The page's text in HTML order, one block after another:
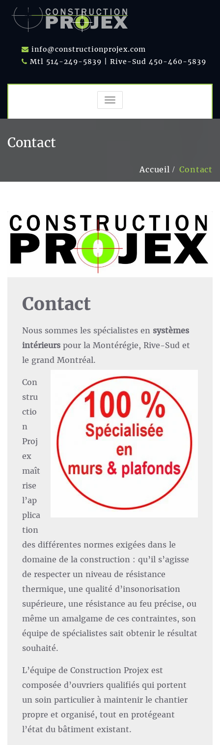
info@constructionprojex.com
Mtl 514-249-5839 | Rive-Sud 450-460-5839
TOGGLE
NAVIGATION
Contact
Accueil Contact
Contact
Nous sommes les spécialistes en systèmes
intérieurs pour la Montérégie, Rive-Sud et
le grand Montréal.
Con
stru
ctio
n
Proj
ex
maît
rise
l’ap
plica
tion
des différentes normes exigées dans le
domaine de la construction : qu’il s’agisse
de respecter un niveau de résistance
thermique, une qualité d’insonorisation
supérieure, une résistance au feu précise, ou
même un amalgame de ces contraintes, son
équipe de spécialistes sait obtenir le résultat
souhaité.
L’équipe de Construction Projex est
composée d’ouvriers qualifiés qui portent
un soin particulier à maintenir le chantier
propre et organisé, tout en protégeant
l’état du bâtiment existant.